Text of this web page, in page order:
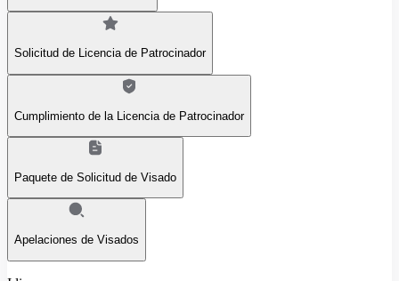
Solicitud de Licencia de Patrocinador
Cumplimiento de la Licencia de Patrocinador
Paquete de Solicitud de Visado
Apelaciones de Visados